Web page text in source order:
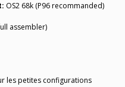
OS2 68k (P96 recommanded)
assembler)
les petites configurations